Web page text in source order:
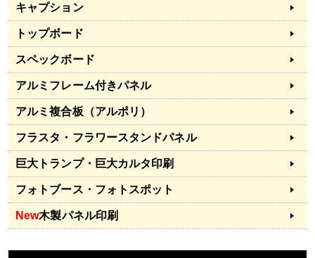
キャプション
トップボード
スペックボード
アルミフレーム付きパネル
アルミ複合板（アルポリ）
フラスタ・フラワースタンドパネル
巨大トランプ・巨大カルタ印刷
フォトブース・フォトスポット
New木製パネル印刷